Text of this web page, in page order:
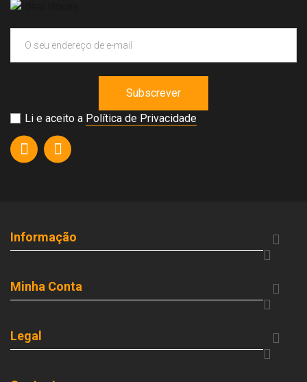
Li e aceito a Política de Privacidade
Subscrever
Informação


Minha Conta


Legal

